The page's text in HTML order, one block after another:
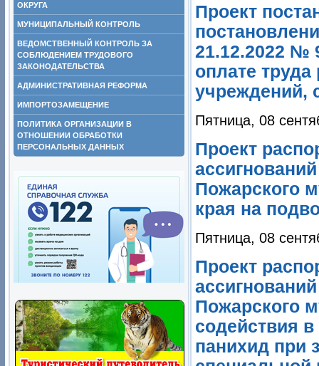
ОКРУГА
МУНИЦИПАЛЬНЫЙ КОНТРОЛЬ
ВЕДОМСТВЕННЫЙ КОНТРОЛЬ ЗА
СОБЛЮДЕНИЕМ ТРУДОВОГО
ЗАКОНОДАТЕЛЬСТВА
АДМИНИСТРАТИВНАЯ РЕФОРМА
ИМПОРТОЗАМЕЩЕНИЕ
ПОЛИТИКА ОРГАНИЗАЦИИ В
ОТНОШЕНИИ ОБРАБОТКИ
ПЕРСОНАЛЬНЫХ ДАННЫХ
Проект
21.12.2022 №
оплате
учреждений,
Пятница, 08
Проект
Пожарского
края на
Пятница, 08
Проект
Пожарского
содействия
панихид при